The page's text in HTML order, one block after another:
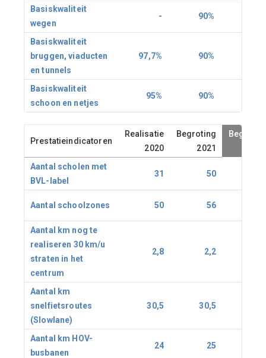
Basiskwaliteit
wegen
- 90%
Basiskwaliteit
bruggen, viaducten
en tunnels
97,7% 90%
Basiskwaliteit
schoon en netjes
95% 90%
Prestatieindicatoren
Realisatie
2020
Begroting
2021
Aantal scholen met
BVL-label
31 50
Aantal schoolzones 50 56
Aantal km nog te
realiseren 30 km/u
straten in het
centrum
2,8 2,2
Aantal km
snelfietsroutes
(Slowlane)
30,5 30,5
Aantal km HOV-
busbanen
24 25